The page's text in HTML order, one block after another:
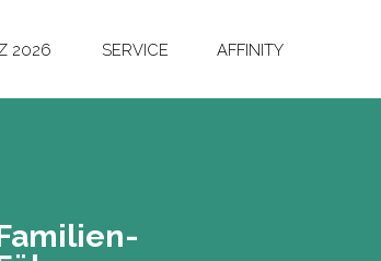
2026 SERVICE AFFINITY